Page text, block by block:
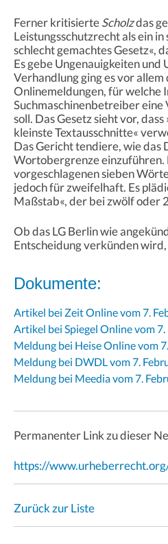
Ferner kritisierteScholzdas
Leistungsschutzrecht als ein in
schlecht gemachtes Gesetz«,
Es gebe Ungenauigkeiten und
Verhandlung ging es vor allem
Onlinemeldungen, für welche
Suchmaschinenbetreiber
soll. Das Gesetz sieht vor,
kleinste Textausschnitte«
Das Gericht tendiere, wie das
Wortobergrenze einzuführen.
vorgeschlagenen sieben
jedoch für zweifelhaft. Es
Maßstab«, der bei zwölf oder
Ob das LG Berlin wie
Entscheidung verkünden
Dokumente:
Artikel bei Zeit Online vom 7.
Artikel bei Spiegel Online vom
Meldung bei Heise Online vom
Meldung bei DWDL vom 7.
Meldung bei Meedia vom 7.
Permanenter Link zu dieser
https://
Zurück zur Liste